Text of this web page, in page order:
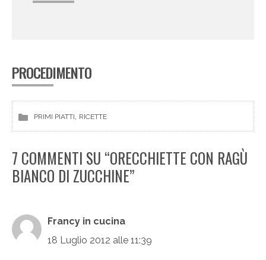
PROCEDIMENTO
PRIMI PIATTI, RICETTE
7 COMMENTI SU “ORECCHIETTE CON RAGÙ
BIANCO DI ZUCCHINE”
Francy in cucina
18 Luglio 2012 alle 11:39